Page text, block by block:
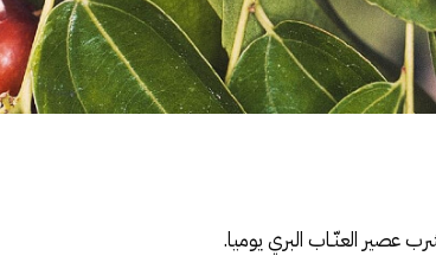
عصير العنّـاب البري يوميا.